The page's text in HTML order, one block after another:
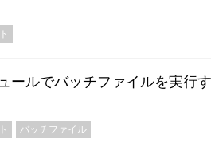
ールでバッチファイルを実行
バッチファイル